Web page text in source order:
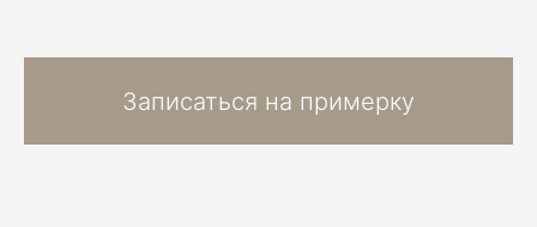
Записаться на примерку